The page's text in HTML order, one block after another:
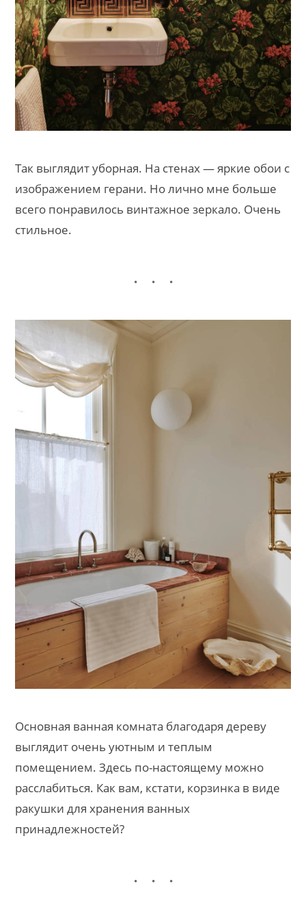
Так выглядит уборная. На стенах — яркие обои с
изображением герани. Но лично мне больше
всего понравилось винтажное зеркало. Очень
стильное.
Основная ванная комната благодаря дереву
выглядит очень уютным и теплым
помещением. Здесь по-настоящему можно
расслабиться. Как вам, кстати, корзинка в виде
ракушки для хранения ванных
принадлежностей?